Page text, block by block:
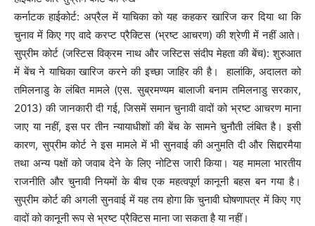
कर्नाटक हाईकोर्ट: अप्रैल में याचिका को यह कहकर खारिज कर दिया था कि
चुनाव में किए गए वादे करप्ट प्रैक्टिस (भ्रष्ट आचरण) की श्रेणी में नहीं आते।
सुप्रीम कोर्ट (जस्टिस विक्रम नाथ और जस्टिस संदीप मेहता की बेंच): शुरुआत
में बेंच ने याचिका खारिज करने की इच्छा जाहिर की है। हालांकि, अदालत को
तमिलनाडु के लंबित मामले (एस. सुब्रमण्यम बालाजी बनाम तमिलनाडु सरकार,
2013) की जानकारी दी गई, जिसमें समान चुनावी वादों को भ्रष्ट आचरण माना
जाए या नहीं, इस पर तीन न्यायाधीशों की बेंच के सामने चुनौती लंबित है। इसी
कारण, सुप्रीम कोर्ट ने इस मामले में भी सुनवाई की अनुमति दी और सिद्दारमैया
तथा अन्य पक्षों को जवाब देने के लिए नोटिस जारी किया। यह मामला भारतीय
राजनीति और चुनावी नियमों के बीच एक महत्वपूर्ण कानूनी बहस बन गया है।
सुप्रीम कोर्ट की अगली सुनवाई में यह तय होगा कि चुनावी घोषणापत्र में किए गए
वादों को कानूनी रूप से भ्रष्ट प्रैक्टिस माना जा सकता है या नहीं।